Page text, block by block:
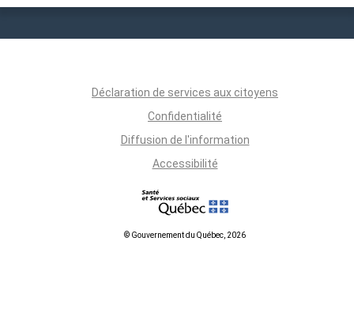
Déclaration de services aux citoyens
Confidentialité
Diffusion de l'information
Accessibilité
© Gouvernement du Québec, 2026